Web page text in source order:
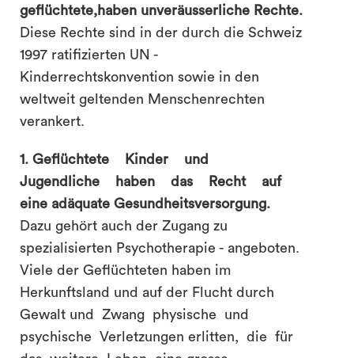
geflüchtete,haben unveräusserliche Rechte.
Diese Rechte sind in der durch die Schweiz
1997 ratifizierten UN -
Kinderrechtskonvention sowie in den
weltweit geltenden Menschenrechten
verankert.
1. Geflüchtete Kinder und
Jugendliche haben das Recht auf
eine adäquate Gesundheitsversorgung.
Dazu gehört auch der Zugang zu
spezialisierten Psychotherapie - angeboten.
Viele der Geflüchteten haben im
Herkunftsland und auf der Flucht durch
Gewalt und Zwang physische und
psychische Verletzungen erlitten, die für